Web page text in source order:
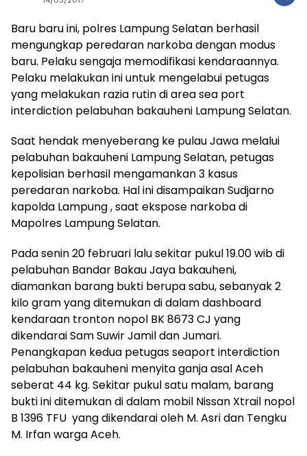
Baru baru ini, polres Lampung Selatan berhasil
mengungkap peredaran narkoba dengan modus
baru. Pelaku sengaja memodifikasi kendaraannya.
Pelaku melakukan ini untuk mengelabui petugas
yang melakukan razia rutin di area sea port
interdiction pelabuhan bakauheni Lampung Selatan.
Saat hendak menyeberang ke pulau Jawa melalui
pelabuhan bakauheni Lampung Selatan, petugas
kepolisian berhasil mengamankan 3 kasus
peredaran narkoba. Hal ini disampaikan Sudjarno
kapolda Lampung , saat ekspose narkoba di
Mapolres Lampung Selatan.
Pada senin 20 februari lalu sekitar pukul 19.00 wib di
pelabuhan Bandar Bakau Jaya bakauheni,
diamankan barang bukti berupa sabu, sebanyak 2
kilo gram yang ditemukan di dalam dashboard
kendaraan tronton nopol BK 8673 CJ yang
dikendarai Sam Suwir Jamil dan Jumari.
Penangkapan kedua petugas seaport interdiction
pelabuhan bakauheni menyita ganja asal Aceh
seberat 44 kg. Sekitar pukul satu malam, barang
bukti ini ditemukan di dalam mobil Nissan Xtrail nopol
B 1396 TFU yang dikendarai oleh M. Asri dan Tengku
M. Irfan warga Aceh.